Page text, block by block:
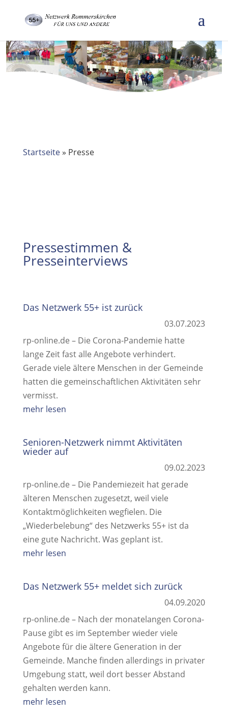
Startseite» Presse
Pressestimmen &
Presseinterviews
Das Netzwerk 55+ ist zurück
03.07.2023
rp-online.de – Die Corona-Pandemie hatte
lange Zeit fast alle Angebote verhindert.
Gerade viele ältere Menschen in der Gemeinde
hatten die gemeinschaftlichen Aktivitäten sehr
vermisst.
mehr lesen
Senioren-Netzwerk nimmt Aktivitäten
wieder auf
09.02.2023
rp-online.de – Die Pandemiezeit hat gerade
älteren Menschen zugesetzt, weil viele
Kontaktmöglichkeiten wegfielen. Die
„Wiederbelebung“ des Netzwerks 55+ ist da
eine gute Nachricht. Was geplant ist.
mehr lesen
Das Netzwerk 55+ meldet sich zurück
04.09.2020
rp-online.de – Nach der monatelangen Corona-
Pause gibt es im September wieder viele
Angebote für die ältere Generation in der
Gemeinde. Manche finden allerdings in privater
Umgebung statt, weil dort besser Abstand
gehalten werden kann.
mehr lesen